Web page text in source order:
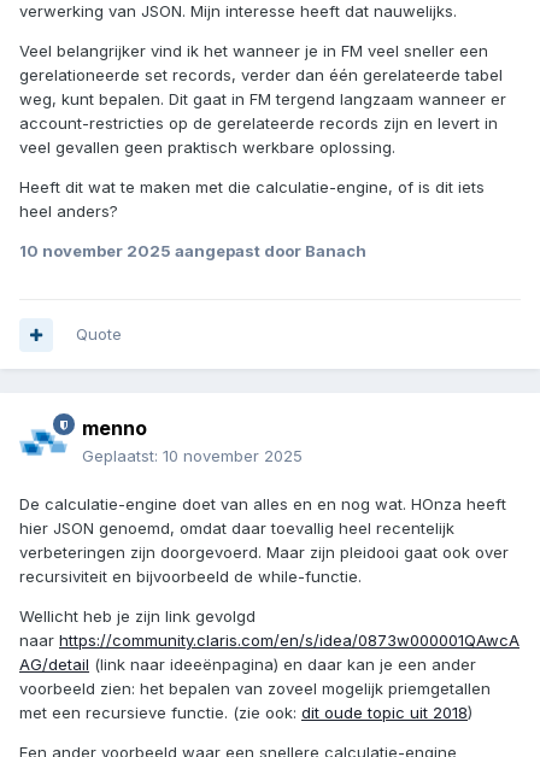
verwerking van JSON. Mijn interesse heeft dat nauwelijks.
Veel belangrijker vind ik het wanneer je in FM veel sneller een
gerelationeerde set records, verder dan één gerelateerde tabel
weg, kunt bepalen. Dit gaat in FM tergend langzaam wanneer er
account-restricties op de gerelateerde records zijn en levert in
veel gevallen geen praktisch werkbare oplossing.
Heeft dit wat te maken met die calculatie-engine, of is dit iets
heel anders?
10 november 2025 aangepast door Banach
Quote
menno
Geplaatst: 10 november 2025
De calculatie-engine doet van alles en en nog wat. HOnza heeft
hier JSON genoemd, omdat daar toevallig heel recentelijk
verbeteringen zijn doorgevoerd. Maar zijn pleidooi gaat ook over
recursiviteit en bijvoorbeeld de while-functie.
Wellicht heb je zijn link gevolgd
naar https://community.claris.com/en/s/idea/0873w000001QAwcA
AG/detail (link naar ideeënpagina) en daar kan je een ander
voorbeeld zien: het bepalen van zoveel mogelijk priemgetallen
met een recursieve functie. (zie ook: dit oude topic uit 2018)
Een ander voorbeeld waar een snellere calculatie-engine